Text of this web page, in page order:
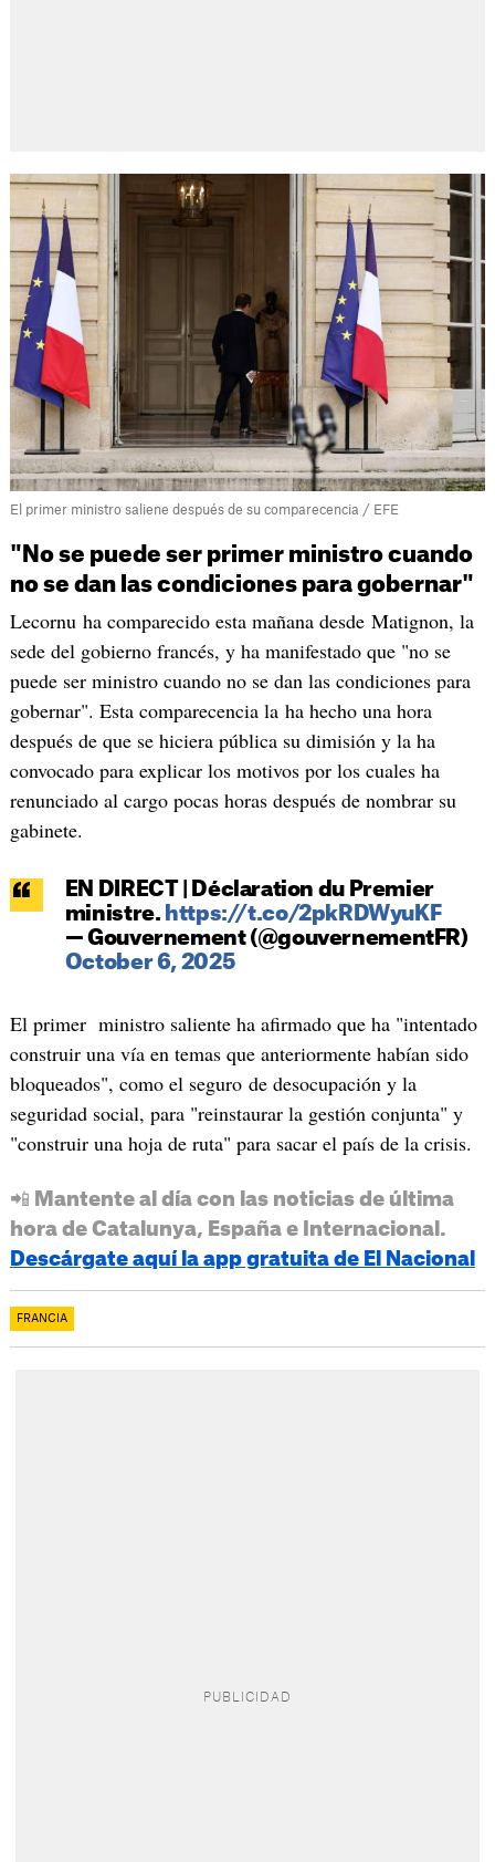
El primer ministro saliene después de su comparecencia / EFE
"No se puede ser primer ministro cuando
no se dan las condiciones para gobernar"
Lecornu ha comparecido esta mañana desde Matignon, la
sede del gobierno francés, y ha manifestado que "no se
puede ser ministro cuando no se dan las condiciones para
gobernar". Esta comparecencia la ha hecho una hora
después de que se hiciera pública su dimisión y la ha
convocado para explicar los motivos por los cuales ha
renunciado al cargo pocas horas después de nombrar su
gabinete.
EN DIRECT | Déclaration du Premier
ministre. https://t.co/2pkRDWyuKF
— Gouvernement (@gouvernementFR)
October 6, 2025
El primer ministro saliente ha afirmado que ha "intentado
construir una vía en temas que anteriormente habían sido
bloqueados", como el seguro de desocupación y la
seguridad social, para "reinstaurar la gestión conjunta" y
"construir una hoja de ruta" para sacar el país de la crisis.
📲 Mantente al día con las noticias de última
hora de Catalunya, España e Internacional.
Descárgate aquí la app gratuita de El Nacional
FRANCIA